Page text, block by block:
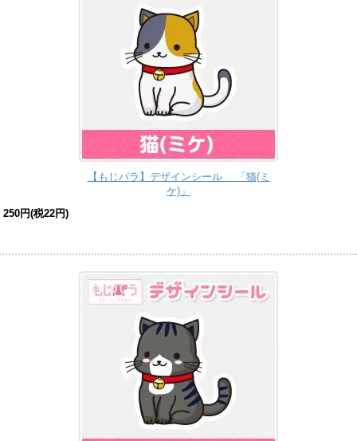
【もじパラ】デザインシール 「猫(ミ
ケ)」
250円(税22円)